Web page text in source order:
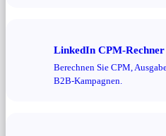
LinkedIn CPM-Rechner
Berechnen Sie CPM,
B2B-Kampagnen.